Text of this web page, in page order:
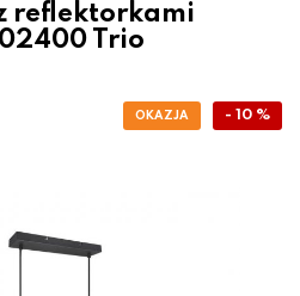
reflektorkami
Trio
- 10 %